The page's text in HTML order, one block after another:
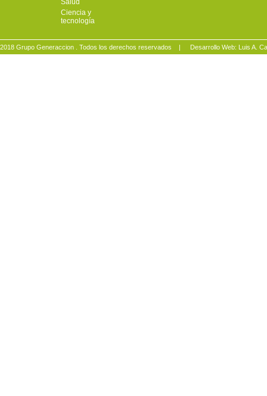
Salud
Ciencia y
tecnología
2018 Grupo Generaccion . Todos los derechos reservados | Desarrollo Web: Luis